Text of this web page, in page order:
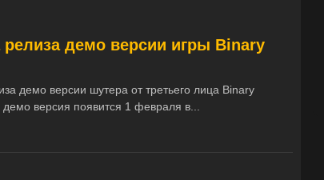
релиза демо версии игры Binary
демо версии шутера от третьего лица Binary
версия появится 1 февраля в...